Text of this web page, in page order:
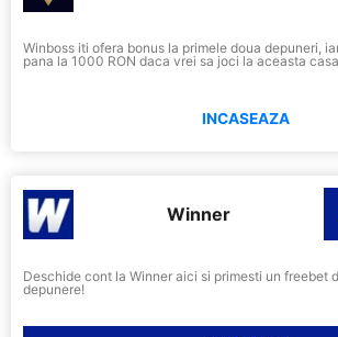
Winboss iti ofera bonus la primele doua depuneri,
pana la 1000 RON daca vrei sa joci la aceasta
INCASEAZA
Winner
Deschide cont la Winner aici si primesti un freebet
depunere!